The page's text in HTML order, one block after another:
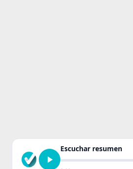
Escuchar resumen